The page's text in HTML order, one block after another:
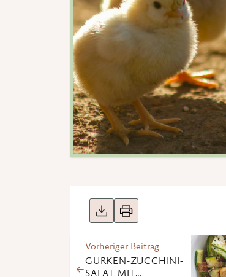
Vorheriger Beitrag
GURKEN-ZUCCHINI-
SALAT MIT